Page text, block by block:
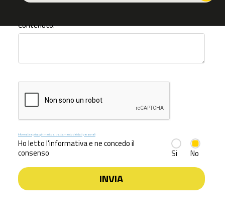
Contenuto:
Informativa privacy in merito al trattamento dei dati personali
Ho letto l'informativa e ne concedo il
consenso
Si No